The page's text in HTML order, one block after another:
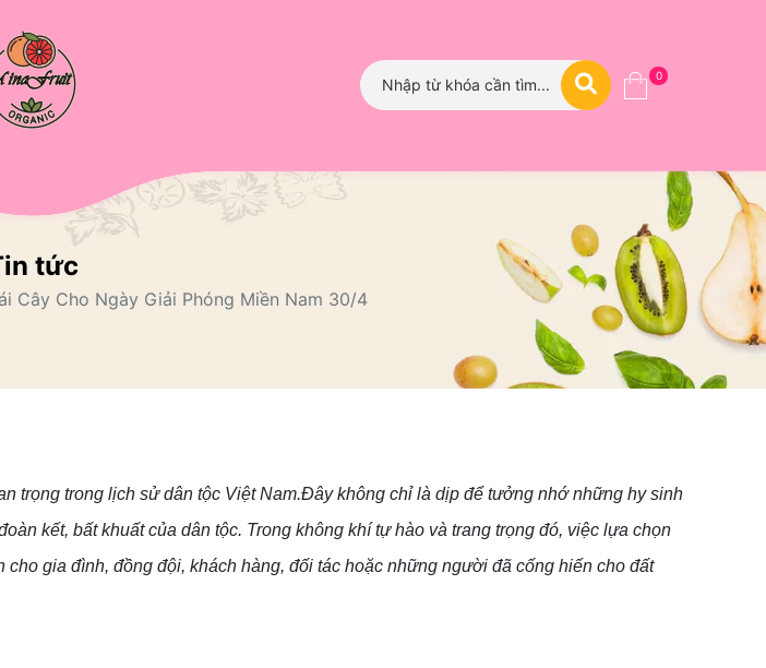
0
tức
Cây Cho Ngày Giải Phóng Miền Nam 30/4
trọng trong lịch sử dân tộc Việt Nam.Đây không chỉ là dịp để tưởng nhớ những hy sinh
kết, bất khuất của dân tộc. Trong không khí tự hào và trang trọng đó, việc lựa chọn
cho gia đình, đồng đội, khách hàng, đối tác hoặc những người đã cống hiến cho đất